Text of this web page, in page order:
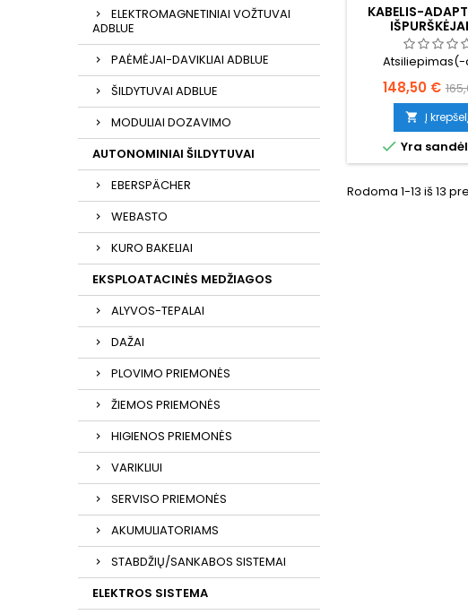
ELEKTROMAGNETINIAI VOŽTUVAI
ADBLUE
PAĖMĖJAI-DAVIKLIAI ADBLUE
ŠILDYTUVAI ADBLUE
MODULIAI DOZAVIMO
AUTONOMINIAI ŠILDYTUVAI
EBERSPÄCHER
WEBASTO
KURO BAKELIAI
EKSPLOATACINĖS MEDŽIAGOS
ALYVOS-TEPALAI
DAŽAI
PLOVIMO PRIEMONĖS
ŽIEMOS PRIEMONĖS
HIGIENOS PRIEMONĖS
VARIKLIUI
SERVISO PRIEMONĖS
AKUMULIATORIAMS
STABDŽIŲ/SANKABOS SISTEMAI
ELEKTROS SISTEMA
KABELIS-
Kaina
148,50 €
kaina
 Į krepšelį
 Yra
Rodoma 1-13 iš 13